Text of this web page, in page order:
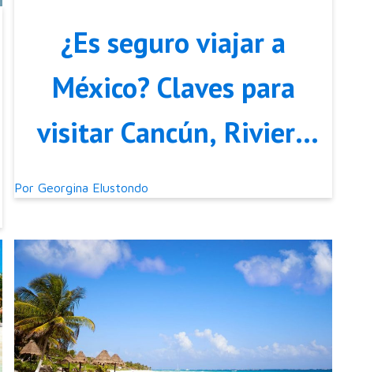
¿Es seguro viajar a
México? Claves para
visitar Cancún, Riviera
Maya y más
PorGeorgina Elustondo